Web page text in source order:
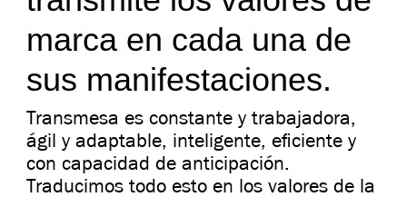
marca en cada una de
sus manifestaciones.
Transmesa es constante y trabajadora,
ágil y adaptable, inteligente, eficiente y
con capacidad de anticipación.
Traducimos todo esto en los valores de la